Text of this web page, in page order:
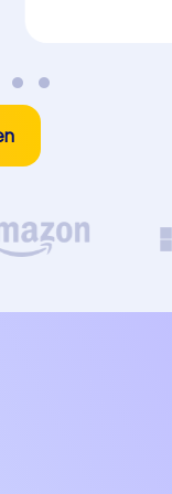
und
für Gruppen,
bei der
Inhalte
Alle drei
Stadtkulisse
ein Viertel des
Angebot
weil sie
und
und